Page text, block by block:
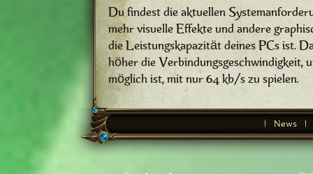
Du findest die aktuellen
mehr visuelle Effekte und andere
die Leistungskapazität deines PCs ist.
höher die Verbindungsgeschwindigkeit,
möglich ist, mit nur 64 kb/s zu spielen.
News